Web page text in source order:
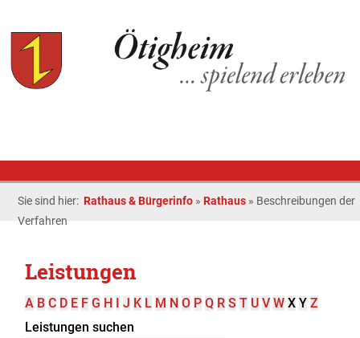
Sie sind hier: Rathaus & Bürgerinfo » Rathaus » Beschreibungen der
Verfahren
Leistungen
A B C D E F G H I J K L M N O P Q R S T U V W X Y Z
Leistungen suchen